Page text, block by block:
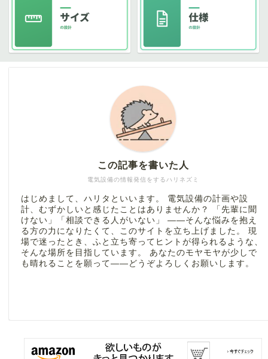
電気設備の情報発信をするハリネズミ
この記事を書いた人
はじめまして、ハリタといいます。 電気設備の計画や設
計、むずかしいと感じたことはありませんか？ 「先輩に聞
けない」「相談できる人がいない」 ――そんな悩みを抱え
る方の力になりたくて、このサイトを立ち上げました。 現
場で迷ったとき、ふと立ち寄ってヒントが得られるような、
そんな場所を目指しています。 あなたのモヤモヤが少しで
も晴れることを願って――どうぞよろしくお願いします。